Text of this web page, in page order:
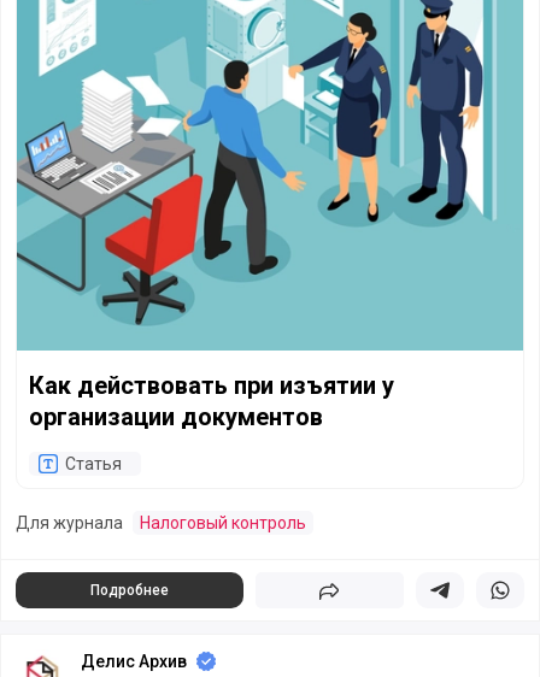
Как действовать при изъятии у
организации документов
Статья
Для журнала Налоговый контроль
Подробнее Поделиться Поделиться в
Делис Архив